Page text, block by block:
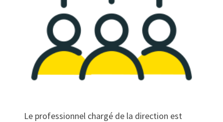
Le professionnel chargé de la direction est